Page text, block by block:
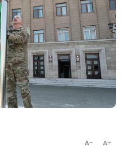
A A